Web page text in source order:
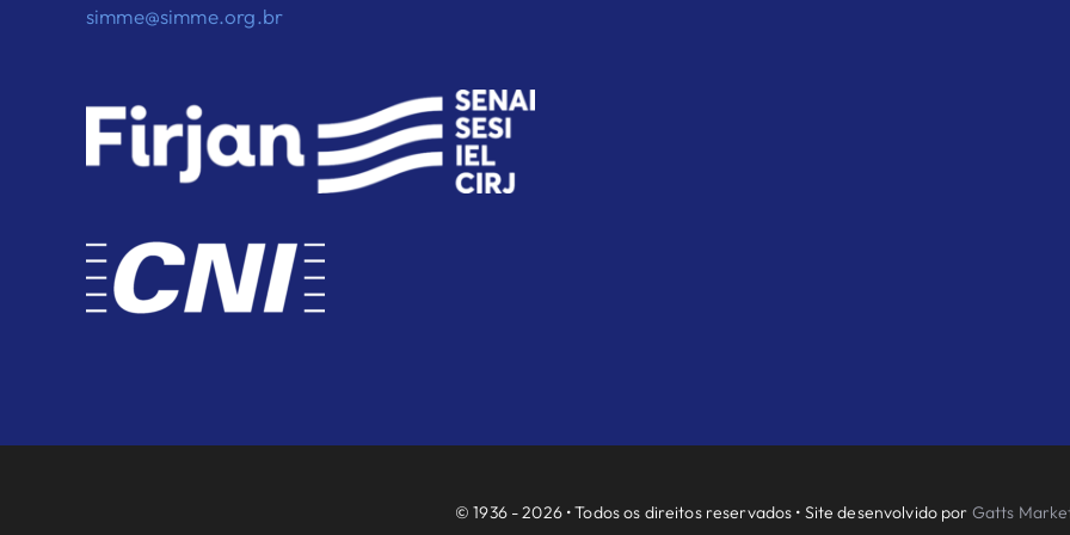
simme@simme.org.br
© 1936 - 2026 • Todos os direitos reservados • Site desenvolvido por Gatts